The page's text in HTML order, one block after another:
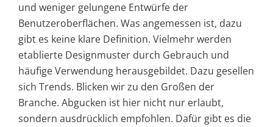
und weniger gelungene Entwürfe der
Benutzeroberflächen. Was angemessen ist, dazu
gibt es keine klare Definition. Vielmehr werden
etablierte Designmuster durch Gebrauch und
häufige Verwendung herausgebildet. Dazu gesellen
sich Trends. Blicken wir zu den Großen der
Branche. Abgucken ist hier nicht nur erlaubt,
sondern ausdrücklich empfohlen. Dafür gibt es die